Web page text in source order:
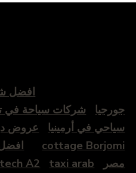
افضل
جورجيا
شركات سياحة في
سياحي في أرمينيا
عروض
cottage Borjomi
مصر
A2 taxi arab